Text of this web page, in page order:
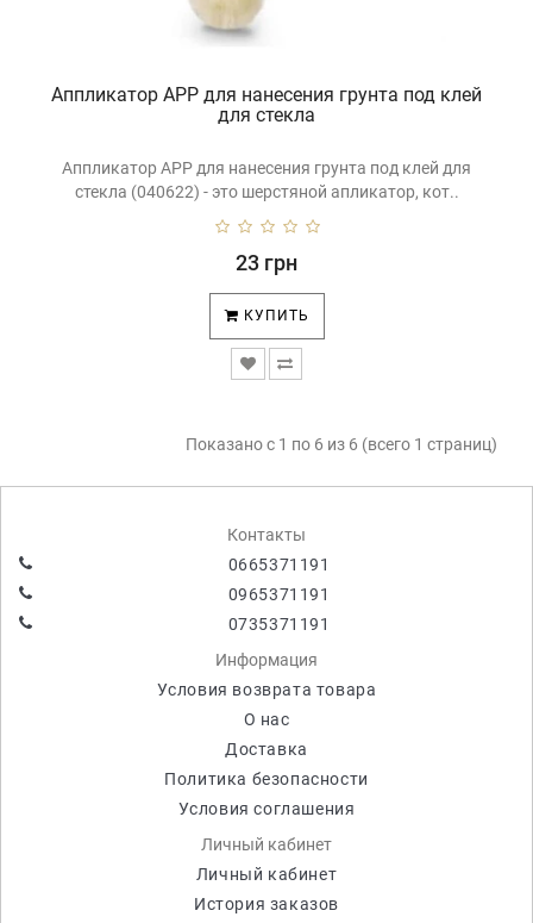
Аппликатор APP для нанесения грунта под клей
для стекла
Аппликатор APP для нанесения грунта под клей для
стекла (040622) - это шерстяной апликатор, кот..
23 грн
КУПИТЬ
Показано с 1 по 6 из 6 (всего 1 страниц)
Контакты
0665371191
0965371191
0735371191
Информация
Условия возврата товара
О нас
Доставка
Политика безопасности
Условия соглашения
Личный кабинет
Личный кабинет
История заказов